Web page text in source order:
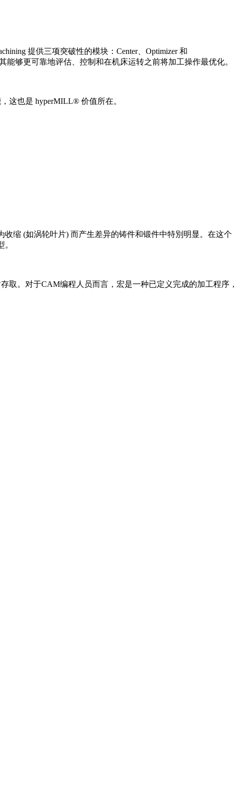
提供三项突破性的模块：Center、Optimizer 和
够更可靠地评估、控制和在机床运转之前将加工操作最优化。
也是 hyperMILL® 价值所在。
缩 (如涡轮叶片) 而产生差异的铸件和锻件中特別明显。在这个
。对于CAM编程人员而言，宏是一种已定义完成的加工程序，